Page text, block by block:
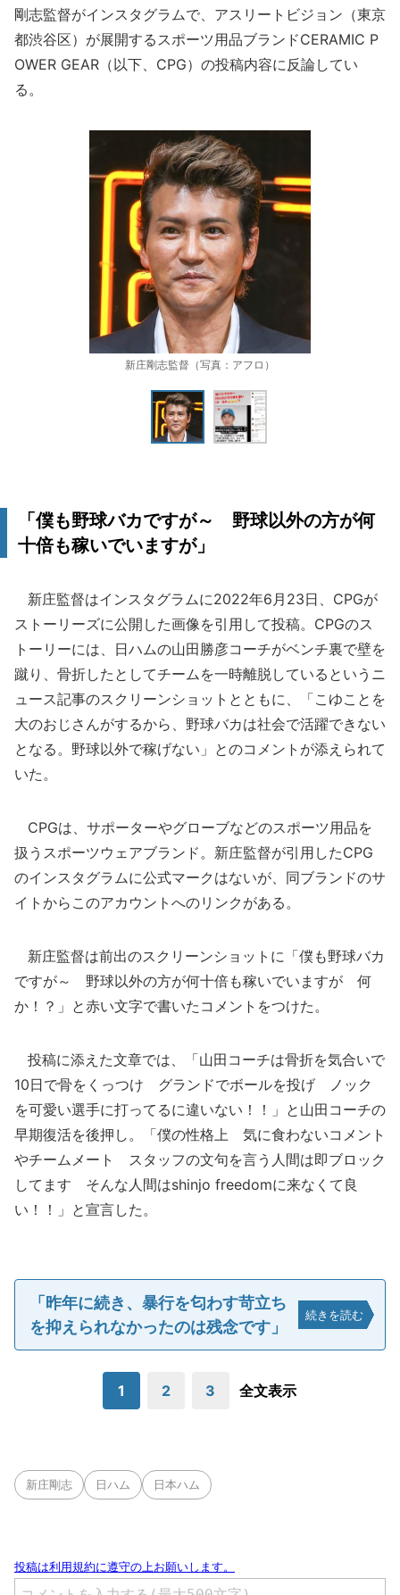
剛志監督がインスタグラムで、アスリートビジョン（東京
都渋谷区）が展開するスポーツ用品ブランドCERAMIC P
OWER GEAR（以下、CPG）の投稿内容に反論してい
る。
新庄剛志監督（写真：アフロ）
「僕も野球バカですが～ 野球以外の方が何
十倍も稼いでいますが」
新庄監督はインスタグラムに2022年6月23日、CPGが
ストーリーズに公開した画像を引用して投稿。CPGのス
トーリーには、日ハムの山田勝彦コーチがベンチ裏で壁を
蹴り、骨折したとしてチームを一時離脱しているというニ
ュース記事のスクリーンショットとともに、「こゆことを
大のおじさんがするから、野球バカは社会で活躍できない
となる。野球以外で稼げない」とのコメントが添えられて
いた。
CPGは、サポーターやグローブなどのスポーツ用品を
扱うスポーツウェアブランド。新庄監督が引用したCPG
のインスタグラムに公式マークはないが、同ブランドのサ
イトからこのアカウントへのリンクがある。
新庄監督は前出のスクリーンショットに「僕も野球バカ
ですが～ 野球以外の方が何十倍も稼いでいますが 何
か！？」と赤い文字で書いたコメントをつけた。
投稿に添えた文章では、「山田コーチは骨折を気合いで
10日で骨をくっつけ グランドでボールを投げ ノック
を可愛い選手に打ってるに違いない！！」と山田コーチの
早期復活を後押し。「僕の性格上 気に食わないコメント
やチームメート スタッフの文句を言う人間は即ブロック
してます そんな人間はshinjo freedomに来なくて良
い！！」と宣言した。
「昨年に続き、暴行を匂わす苛立ち
を抑えられなかったのは残念です」
続きを読む
1 2 3 全文表示
新庄剛志 日ハム 日本ハム